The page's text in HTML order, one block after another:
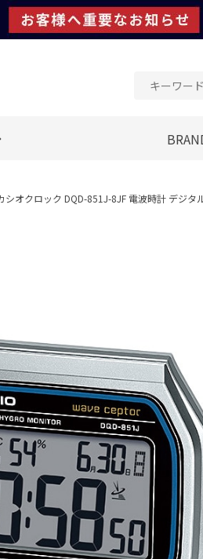
オクロック DQD-851J-8JF 電波時計 デジタ